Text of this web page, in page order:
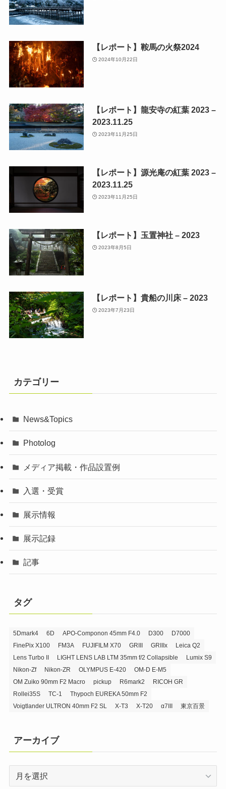
【レポート】鞍馬の火祭2024
2024年10月22日
【レポート】龍安寺の紅葉 2023 –
2023.11.25
2023年11月25日
【レポート】源光庵の紅葉 2023 –
2023.11.25
2023年11月25日
【レポート】玉置神社 – 2023
2023年8月5日
【レポート】貴船の川床 – 2023
2023年7月23日
カテゴリー
News&Topics
Photolog
メディア掲載・作品設置例
入選・受賞
展示情報
展示記録
記事
タグ
5Dmark4 6D APO-Componon 45mm F4.0 D300
D7000
FinePix X100
FM3A FUJIFILM X70 GRIII GRIIIx
Leica Q2
Lens Turbo II
LIGHT LENS LAB LTM 35mm f/2 Collapsible
Lumix S9
Nikon-Zf
Nikon-ZR OLYMPUS E-420
OM-D E-M5
OM Zuiko 90mm F2 Macro
pickup R6mark2
RICOH GR
Rollei35S
TC-1
Thypoch EUREKA 50mm F2
Voigtlander ULTRON 40mm F2 SL
X-T3 X-T20 α7III 東京百景
アーカイブ